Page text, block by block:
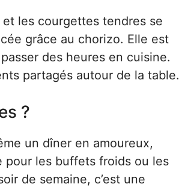
les courgettes tendres se
grâce au chorizo. Elle est
des heures en cuisine.
partagés autour de la table.
?
un dîner en amoureux,
pour les buffets froids ou les
de semaine, c’est une